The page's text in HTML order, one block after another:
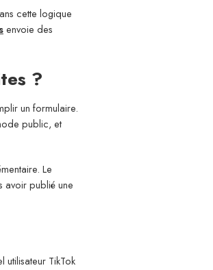
cette logique
envoie des
?
un formulaire.
public, et
Le
avoir publié une
utilisateur TikTok